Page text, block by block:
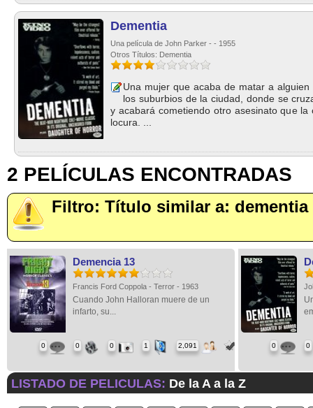
Dementia
Una película de John Parker - - 1955
Otros Títulos: Dementia
Una mujer que acaba de matar a
los suburbios de la ciudad, donde se
y acabará cometiendo otro asesinato que
locura. ...
2 PELÍCULAS ENCONTRADAS
Filtro: Título similar a: dementia
Demencia 13
Francis Ford Coppola - Terror - 1963
Cuando John Halloran muere de un
infarto, su...
0 0 0 1 2,091 0 0
LISTADO DE PELICULAS: De la A a la Z